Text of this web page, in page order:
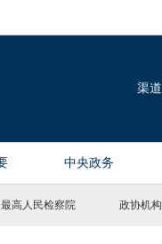
最高人民检察院 政协机构